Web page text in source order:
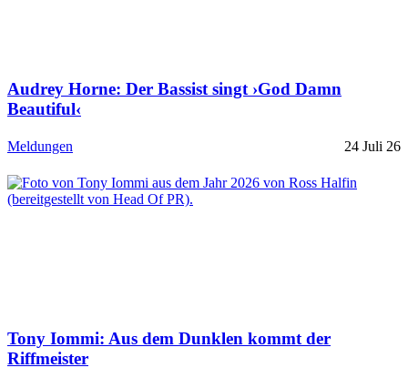
Audrey Horne: Der Bassist singt ›God Damn
Beautiful‹
Meldungen 24 Juli 26
Tony Iommi: Aus dem Dunklen kommt der
Riffmeister